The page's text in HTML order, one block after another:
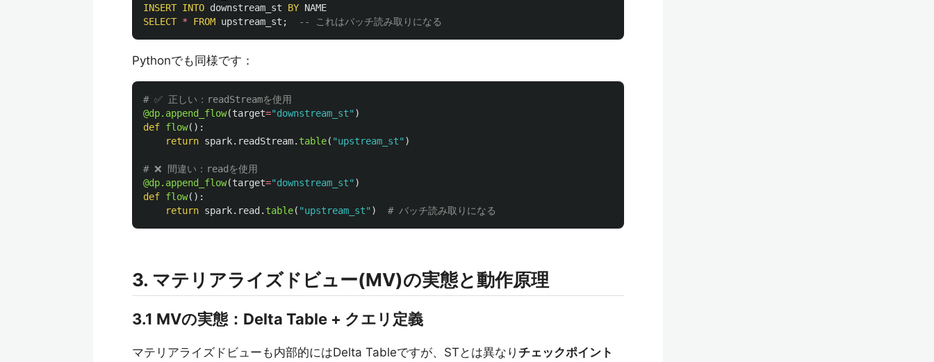
INSERT INTO downstream_st BY NAME
SELECT * FROM upstream_st ; -- これはバッチ読み取りになる
Pythonでも同様です：
@dp.append_flow(target="downstream_st" )
def flow():
return spark. readStream. table( "upstream_st" )
@dp.append_flow(target="downstream_st" )
def flow():
return spark. read . table( "upstream_st" )
3. マテリアライズドビュー(MV)の実態と動作原理
3.1 MVの実態：Delta Table + クエリ定義
マテリアライズドビューも内部的にはDelta Tableですが、STとは異なり チェックポイント